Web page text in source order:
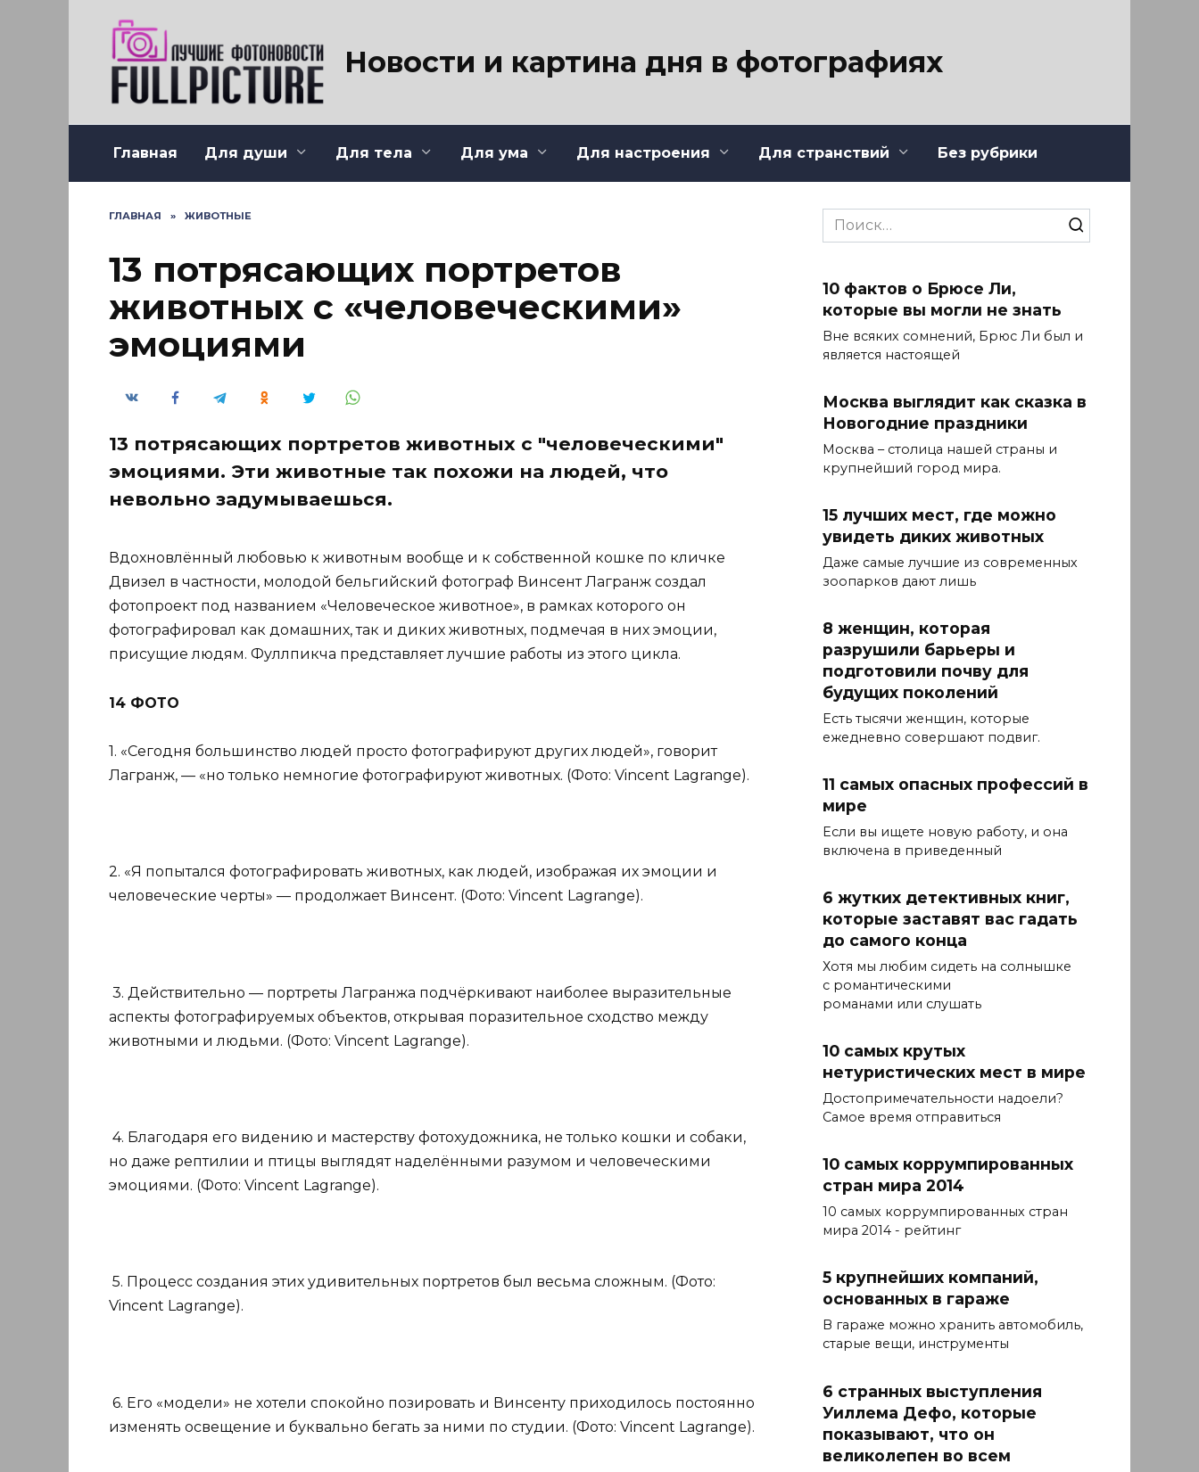
Новости и картина дня в фотографиях
Главная Для души Для тела Для ума Для настроения Для странствий Без рубрики
ГЛАВНАЯ » ЖИВОТНЫЕ
13 потрясающих портретов
животных с «человеческими»
эмоциями
13 потрясающих портретов животных с "человеческими"
эмоциями. Эти животные так похожи на людей, что
невольно задумываешься.
Вдохновлённый любовью к животным вообще и к собственной кошке по кличке
Двизел в частности, молодой бельгийский фотограф Винсент Лагранж создал
фотопроект под названием «Человеческое животное», в рамках которого он
фотографировал как домашних, так и диких животных, подмечая в них эмоции,
присущие людям. Фуллпикча представляет лучшие работы из этого цикла.
14 ФОТО
1. «Сегодня большинство людей просто фотографируют других людей», говорит
Лагранж, — «но только немногие фотографируют животных. (Фото: Vincent Lagrange).
2. «Я попытался фотографировать животных, как людей, изображая их эмоции и
человеческие черты» — продолжает Винсент. (Фото: Vincent Lagrange).
3. Действительно — портреты Лагранжа подчёркивают наиболее выразительные
аспекты фотографируемых объектов, открывая поразительное сходство между
животными и людьми. (Фото: Vincent Lagrange).
4. Благодаря его видению и мастерству фотохудожника, не только кошки и собаки,
но даже рептилии и птицы выглядят наделёнными разумом и человеческими
эмоциями. (Фото: Vincent Lagrange).
5. Процесс создания этих удивительных портретов был весьма сложным. (Фото:
Vincent Lagrange).
6. Его «модели» не хотели спокойно позировать и Винсенту приходилось постоянно
изменять освещение и буквально бегать за ними по студии. (Фото: Vincent Lagrange).
Search
for:
10 фактов о Брюсе Ли,
которые вы могли не знать
Вне всяких сомнений, Брюс Ли был и
является настоящей
Москва выглядит как сказка в
Новогодние праздники
Москва – столица нашей страны и
крупнейший город мира.
15 лучших мест, где можно
увидеть диких животных
Даже самые лучшие из современных
зоопарков дают лишь
8 женщин, которая
разрушили барьеры и
подготовили почву для
будущих поколений
Есть тысячи женщин, которые
ежедневно совершают подвиг.
11 самых опасных профессий в
мире
Если вы ищете новую работу, и она
включена в приведенный
6 жутких детективных книг,
которые заставят вас гадать
до самого конца
Хотя мы любим сидеть на солнышке
с романтическими
романами или слушать
10 самых крутых
нетуристических мест в мире
Достопримечательности надоели?
Самое время отправиться
10 самых коррумпированных
стран мира 2014
10 самых коррумпированных стран
мира 2014 - рейтинг
5 крупнейших компаний,
основанных в гараже
В гараже можно хранить автомобиль,
старые вещи, инструменты
6 странных выступления
Уиллема Дефо, которые
показывают, что он
великолепен во всем